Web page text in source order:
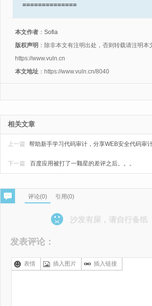
==============
本文作者 ： Sofia
版权声明 ：除非本文有注明出处，否则转载请注明本
https://www.vuln.cn
本文地址 ：https://www.vuln.cn/8040
相关文章
上一篇 帮助新手学习代码审计，分享WEB安全代码审
百度应用被打了一颗星的差评之后。。。
下一篇
评论(0) 引用(0)
沙发有屎，请自行备纸
发表评论：
表情 插入图片 插入链接